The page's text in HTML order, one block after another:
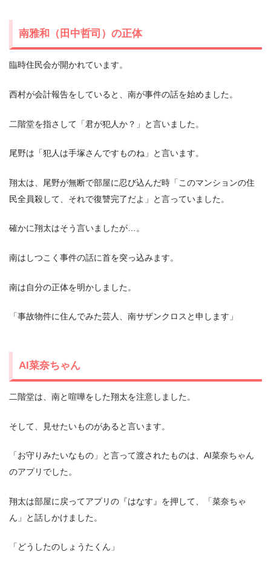
南雅和（田中哲司）の正体
臨時住民会が開かれています。
西村が会計報告をしていると、南が事件の話を始めました。
二階堂を指さして「君が犯人か？」と言いました。
尾野は「犯人は手塚さんですものね」と言います。
翔太は、尾野が無断で部屋に忍び込んだ時「このマンションの住
民全員殺して、それで復讐完了だよ」と言っていました。
確かに翔太はそう言いましたが…。
南はしつこく事件の話に首を突っ込みます。
南は自分の正体を明かしました。
「事故物件に住んでみた芸人、南サザンクロスと申します」
AI菜奈ちゃん
二階堂は、南と喧嘩をした翔太を注意しました。
そして、見せたいものがあると言います。
「お守りみたいなもの」と言って渡されたものは、AI菜奈ちゃん
のアプリでした。
翔太は部屋に戻ってアプリの『はなす』を押して、「菜奈ちゃ
ん」と話しかけました。
「どうしたのしょうたくん」